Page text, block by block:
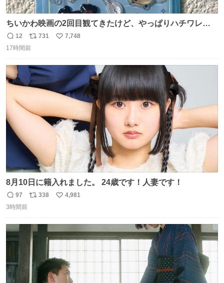
ちいかわ映画の2回目観てきたけど、やっぱりハチワレの
「ハモりすごいよッ…」に対するちいかわの「エ゛ッ!?(い
まそんな場合じゃねぇだろお前よぉ)」が面白すぎる。
返
信
12
リ
ポ
ト
数
731
い
7,748
17時間前
8月10日に籍入れました。 24歳です！人妻です！
返
信
97
リ
ト
数
338
い
数
4,981
3時間前